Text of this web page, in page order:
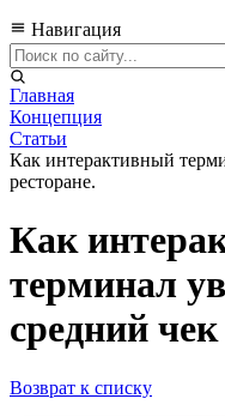
Навигация
Главная
Концепция
Статьи
Как интерактивный
ресторане.
Как
терминал
средний
Возврат к списку